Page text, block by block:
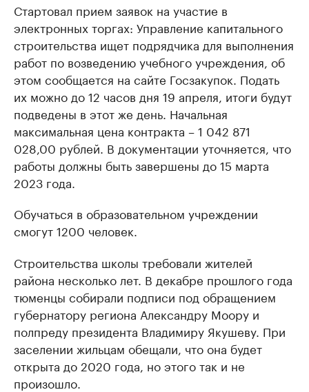
Стартовал прием заявок на участие в
электронных торгах: Управление капитального
строительства ищет подрядчика для выполнения
работ по возведению учебного учреждения, об
этом сообщается на сайте Госзакупок. Подать
их можно до 12 часов дня 19 апреля, итоги будут
подведены в этот же день. Начальная
максимальная цена контракта – 1 042 871
028,00 рублей. В документации уточняется, что
работы должны быть завершены до 15 марта
2023 года.
Обучаться в образовательном учреждении
смогут 1200 человек.
Строительства школы требовали жителей
района несколько лет. В декабре прошлого года
тюменцы собирали подписи под обращением
губернатору региона Александру Моору и
полпреду президента Владимиру Якушеву. При
заселении жильцам обещали, что она будет
открыта до 2020 года, но этого так и не
произошло.